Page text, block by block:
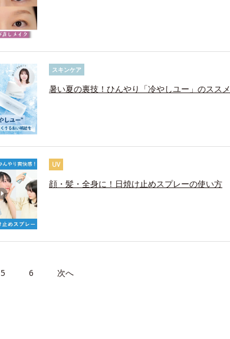
スキンケア
暑い夏の裏技！ひんやり「冷やしユー」のススメ
UV
顔・髪・全身に！日焼け止めスプレーの使い方
5 6 次へ